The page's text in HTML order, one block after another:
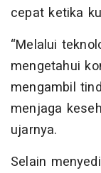
cepat ketika
“Melalui
mengetahui
mengambil
menjaga
ujarnya.
Selain